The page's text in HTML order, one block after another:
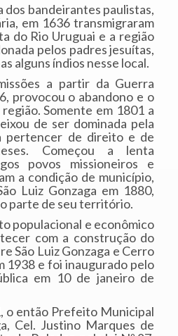
bandeirantes paulistas,
em 1636 transmigraram
do Rio Uruguai e a região
pelos padres jesuítas,
alguns índios nesse local.
a partir da Guerra
provocou o abandono e o
Somente em 1801 a
de ser dominada pela
pertencer de direito e de
Começou a lenta
povos missioneiros e
a condição de município,
Luiz Gonzaga em 1880,
parte de seu território.
populacional e econômico
com a construção do
São Luiz Gonzaga e Cerro
1938 e foi inaugurado pelo
em 10 de janeiro de
o então Prefeito Municipal
Cel. Justino Marques de